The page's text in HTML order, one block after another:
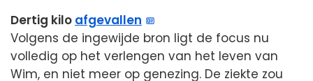
Dertig kilo afgevallen
Volgens de ingewijde bron ligt de focus nu
volledig op het verlengen van het leven van
Wim, en niet meer op genezing. De ziekte zou